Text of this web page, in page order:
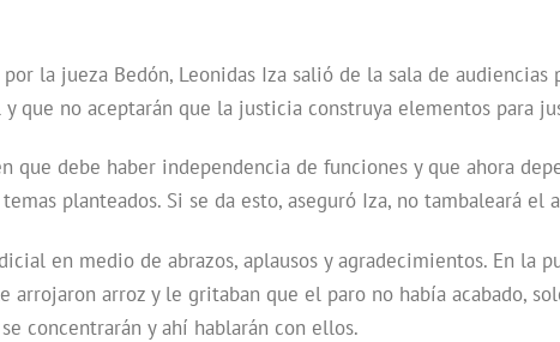
la jueza Bedón, Leonidas Iza salió de la sala de
que no aceptarán que la justicia construya elementos para
que debe haber independencia de funciones y que ahora
planteados. Si se da esto, aseguró Iza, no tambaleará el
en medio de abrazos, aplausos y agradecimientos. En
arrojaron arroz y le gritaban que el paro no había acabado,
concentrarán y ahí hablarán con ellos.